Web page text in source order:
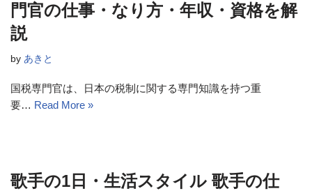
門官の仕事・なり方・年収・資格を解
説
by あきと
国税専門官は、日本の税制に関する専門知識を持つ重
要… Read More »
歌手の1日・生活スタイル 歌手の仕